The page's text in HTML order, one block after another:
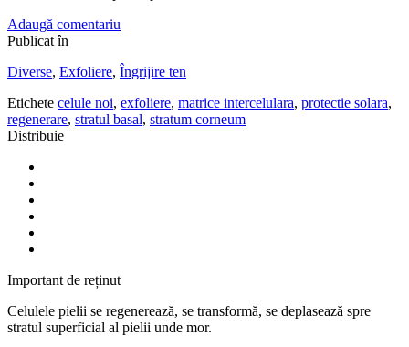
Adaugă comentariu
Publicat în
Diverse, Exfoliere, Îngrijire ten
Etichete celule noi, exfoliere, matrice intercelulara, protectie solara,
regenerare, stratul basal, stratum corneum
Distribuie
Important de reținut
Celulele pielii se regenerează, se transformă, se deplasează spre
stratul superficial al pielii unde mor.